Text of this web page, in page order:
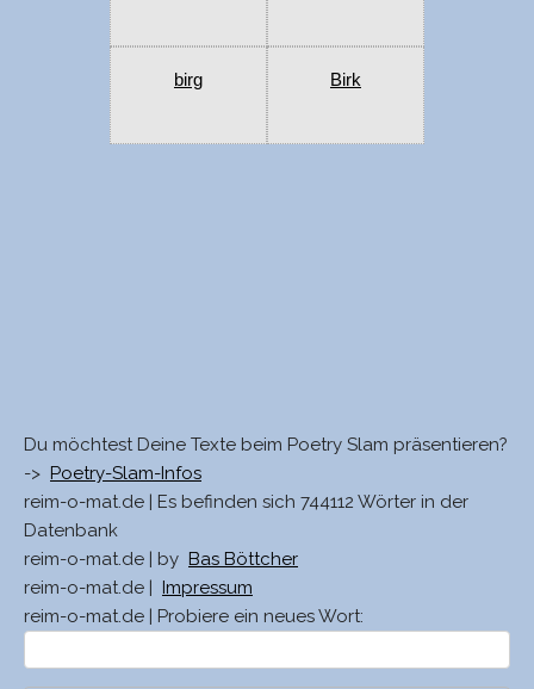
birg Birk
Du möchtest Deine Texte beim Poetry Slam präsentieren?
-> Poetry-Slam-Infos
reim-o-mat.de | Es befinden sich 744112 Wörter in der
Datenbank
reim-o-mat.de | by Bas Böttcher
reim-o-mat.de |
Impressum
reim-o-mat.de | Probiere ein neues Wort: